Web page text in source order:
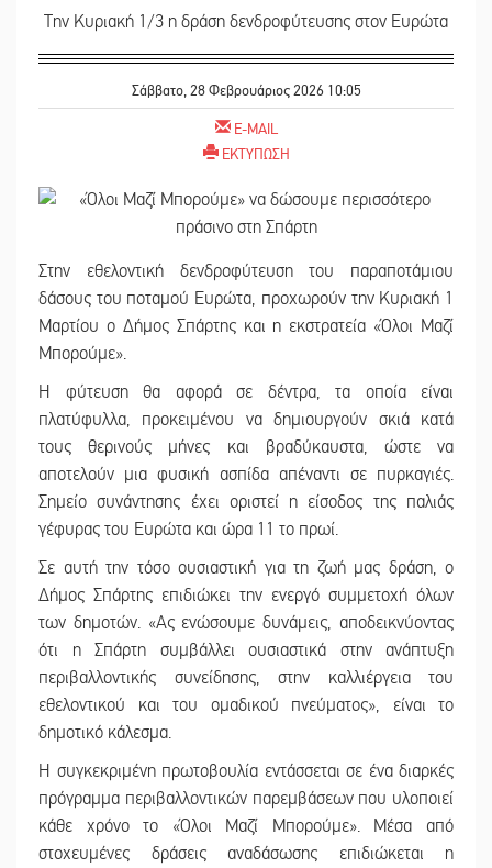
Την Κυριακή 1/3 η δράση δενδροφύτευσης στον Ευρώτα
Σάββατο, 28 Φεβρουάριος 2026 10:05
E-MAIL
ΕΚΤΥΠΩΣΗ
Στην εθελοντική δενδροφύτευση του παραποτάμιου
δάσους του ποταμού Ευρώτα, προχωρούν την Κυριακή 1
Μαρτίου ο Δήμος Σπάρτης και η εκστρατεία «Όλοι Μαζί
Μπορούμε».
Η φύτευση θα αφορά σε δέντρα, τα οποία είναι
πλατύφυλλα, προκειμένου να δημιουργούν σκιά κατά
τους θερινούς μήνες και βραδύκαυστα, ώστε να
αποτελούν μια φυσική ασπίδα απέναντι σε πυρκαγιές.
Σημείο συνάντησης έχει οριστεί η είσοδος της παλιάς
γέφυρας του Ευρώτα και ώρα 11 το πρωί.
Σε αυτή την τόσο ουσιαστική για τη ζωή μας δράση, ο
Δήμος Σπάρτης επιδιώκει την ενεργό συμμετοχή όλων
των δημοτών. «Ας ενώσουμε δυνάμεις, αποδεικνύοντας
ότι η Σπάρτη συμβάλλει ουσιαστικά στην ανάπτυξη
περιβαλλοντικής συνείδησης, στην καλλιέργεια του
εθελοντικού και του ομαδικού πνεύματος», είναι το
δημοτικό κάλεσμα.
Η συγκεκριμένη πρωτοβουλία εντάσσεται σε ένα διαρκές
πρόγραμμα περιβαλλοντικών παρεμβάσεων που υλοποιεί
κάθε χρόνο το «Όλοι Μαζί Μπορούμε». Μέσα από
στοχευμένες δράσεις αναδάσωσης επιδιώκεται η